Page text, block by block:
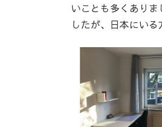
いことも多くあり
したが、日本にい